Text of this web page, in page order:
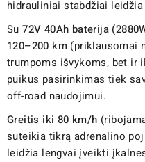
hidrauliniai stabdžiai
Su72V 40Ah baterija
120–200 km (priklausomai
trumpoms išvykoms, bet ir
puikus pasirinkimas tiek
off-road naudojimui.
Greitis iki 80 km/h
suteikia tikrą adrenalino
leidžia lengvai įveikti